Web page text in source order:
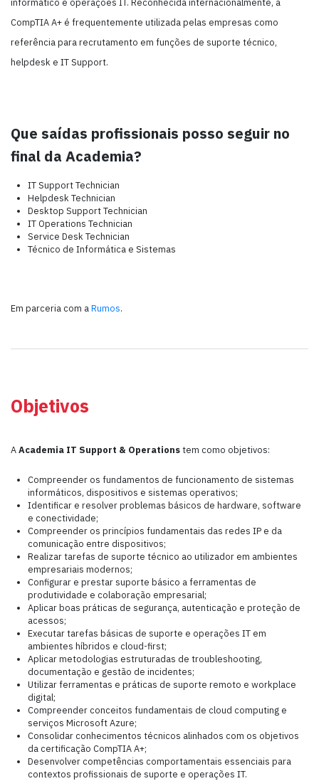
informático e operações IT. Reconhecida internacionalmente, a
CompTIA A+ é frequentemente utilizada pelas empresas como
referência para recrutamento em funções de suporte técnico,
helpdesk e IT Support.
Que saídas profissionais posso seguir no
final da Academia?
IT Support Technician
Helpdesk Technician
Desktop Support Technician
IT Operations Technician
Service Desk Technician
Técnico de Informática e Sistemas
Em parceria com a Rumos.
Objetivos
AAcademia IT Support & Operationstem como objetivos:
Compreender os fundamentos de funcionamento de sistemas
informáticos, dispositivos e sistemas operativos;
Identificar e resolver problemas básicos de hardware, software
e conectividade;
Compreender os princípios fundamentais das redes IP e da
comunicação entre dispositivos;
Realizar tarefas de suporte técnico ao utilizador em ambientes
empresariais modernos;
Configurar e prestar suporte básico a ferramentas de
produtividade e colaboração empresarial;
Aplicar boas práticas de segurança, autenticação e proteção de
acessos;
Executar tarefas básicas de suporte e operações IT em
ambientes híbridos e cloud-first;
Aplicar metodologias estruturadas de troubleshooting,
documentação e gestão de incidentes;
Utilizar ferramentas e práticas de suporte remoto e workplace
digital;
Compreender conceitos fundamentais de cloud computing e
serviços Microsoft Azure;
Consolidar conhecimentos técnicos alinhados com os objetivos
da certificação CompTIA A+;
Desenvolver competências comportamentais essenciais para
contextos profissionais de suporte e operações IT.